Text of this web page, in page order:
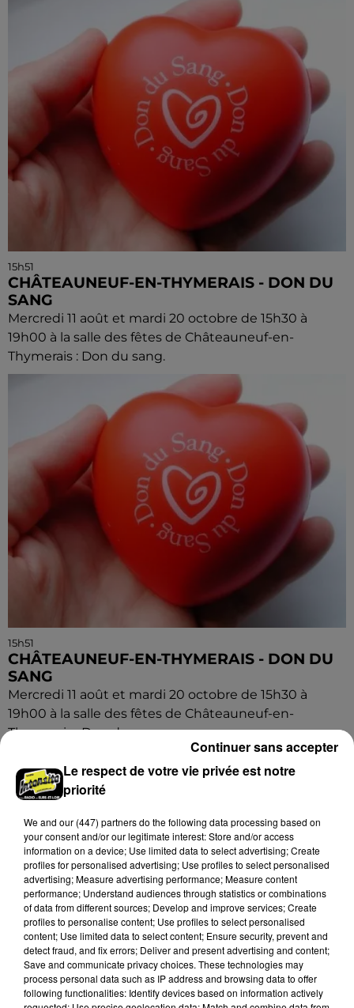
15h51
CHÂTEAUNEUF-EN-THYMERAIS - DON DU
SANG
Mercredi 11 août et mardi 20 octobre de 15h30 à
19h00 à la salle des fêtes de Châteauneuf-en-
Thymerais : Don du sang.
15h51
CHÂTEAUNEUF-EN-THYMERAIS - DON DU
SANG
Mercredi 11 août et mardi 20 octobre de 15h30 à
19h00 à la salle des fêtes de Châteauneuf-en-
Thymerais : Don du sang.
Le respect de votre vie privée est notre
priorité
We and our (447) partnersdo the following data processing based on
your consent and/or our legitimate interest: Store and/or access
information on a device; Use limited data to select advertising; Create
profiles for personalised advertising; Use profiles to select personalised
advertising; Measure advertising performance; Measure content
performance; Understand audiences through statistics or combinations
of data from different sources; Develop and improve services; Create
profiles to personalise content; Use profiles to select personalised
content; Use limited data to select content; Ensure security, prevent and
detect fraud, and fix errors; Deliver and present advertising and content;
Save and communicate privacy choices. These technologies may
process personal data such as IP address and browsing data to offer
following functionalities: Identify devices based on information actively
Continuer sans accepter